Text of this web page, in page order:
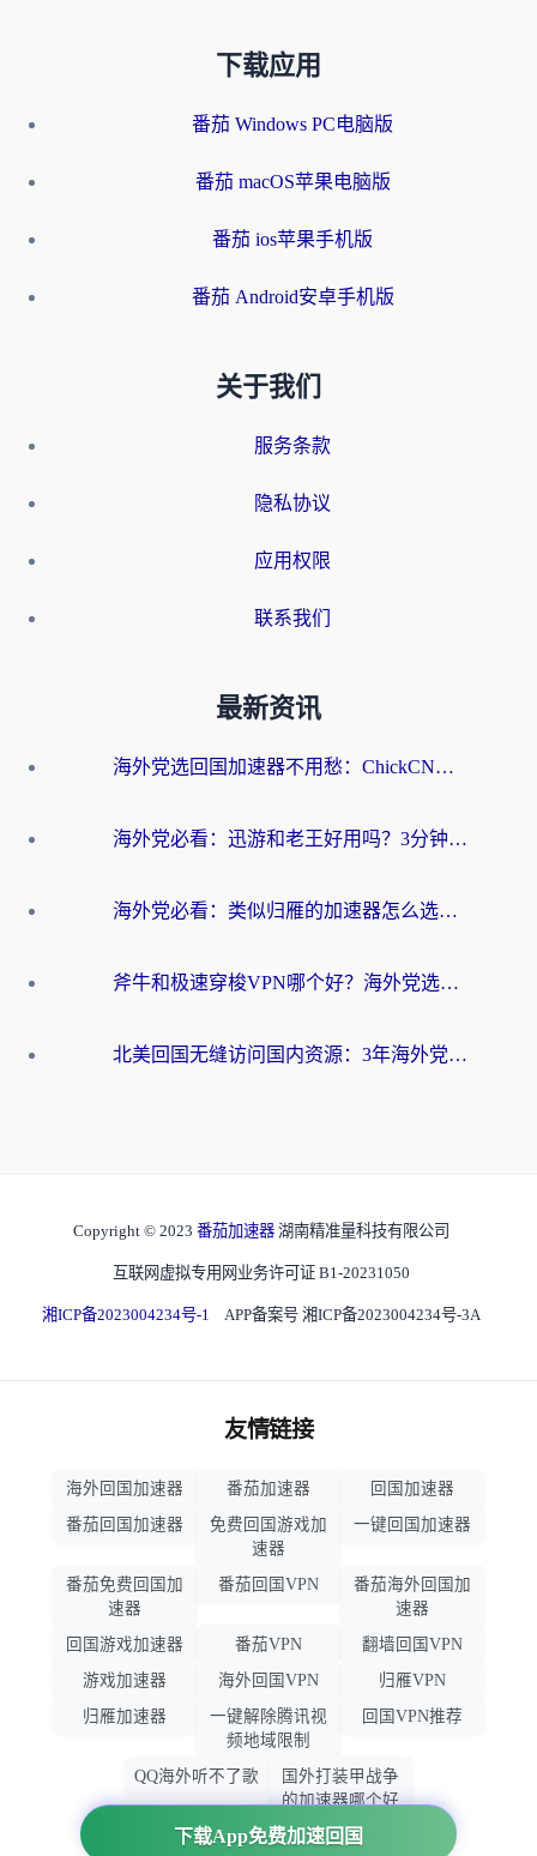
下载应用
番茄 Windows PC电脑版
番茄 macOS苹果电脑版
番茄 ios苹果手机版
番茄 Android安卓手机版
关于我们
服务条款
隐私协议
应用权限
联系我们
最新资讯
海外党选回国加速器不用愁：ChickCN和洞见哪个好？一篇搞定所有疑问
海外党必看：迅游和老王好用吗？3分钟选对加速国内网络的加速器
海外党必看：类似归雁的加速器怎么选？一篇搞定无缝访问国内资源
斧牛和极速穿梭VPN哪个好？海外党选回国加速器必看的真实对比与避坑指南
北美回国无缝访问国内资源：3年海外党亲测的加速器选择指南
下载App免费加速回国
Copyright © 2023 番茄加速器 湖南精准量科技有限公司
互联网虚拟专用网业务许可证 B1-20231050
湘ICP备2023004234号-1 APP备案号 湘ICP备2023004234号-3A
友情链接
海外回国加速器 番茄加速器
回国加速器
番茄回国加速器
免费回国游戏加
速器
一键回国加速器
番茄免费回国加
速器
番茄回国VPN
番茄海外回国加
速器
回国游戏加速器
番茄VPN
翻墙回国VPN
游戏加速器
海外回国VPN
归雁VPN
归雁加速器
一键解除腾讯视
频地域限制
回国VPN推荐
QQ海外听不了歌
国外打装甲战争
的加速器哪个好
用